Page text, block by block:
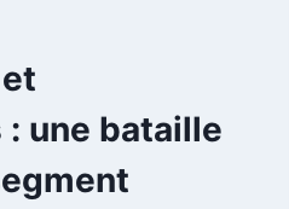
une bataille